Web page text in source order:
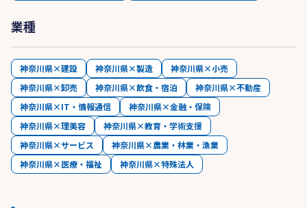
業種
神奈川県×建設 神奈川県×製造
神奈川県×小売
神奈川県×卸売
神奈川県×飲食・宿泊
神奈川県×不動産
神奈川県×IT・情報通信
神奈川県×金融・保険
神奈川県×理美容
神奈川県×教育・学術支援
神奈川県×サービス
神奈川県×農業・林業・漁業
神奈川県×医療・福祉
神奈川県×特殊法人